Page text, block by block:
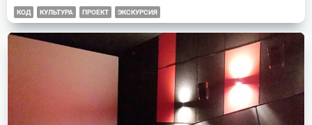
КОД КУЛЬТУРА ПРОЕКТ ЭКСКУРСИЯ